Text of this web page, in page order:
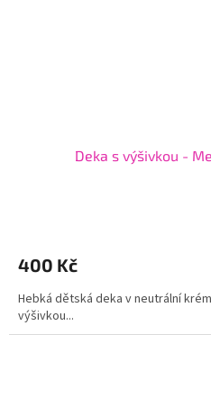
Deka s výšivkou -
400 Kč
Hebká dětská deka v neutrální
výšivkou...